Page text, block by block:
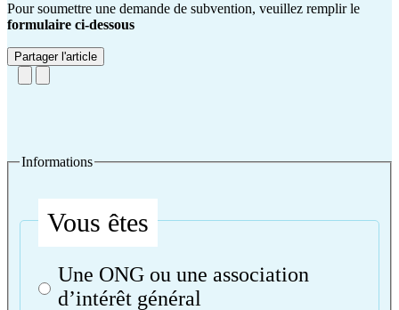
Pour soumettre une demande de subvention, veuillez remplir le
formulaire ci-dessous
Partager l'article
Informations
Vous êtes
Une ONG ou une association
d’intérêt général